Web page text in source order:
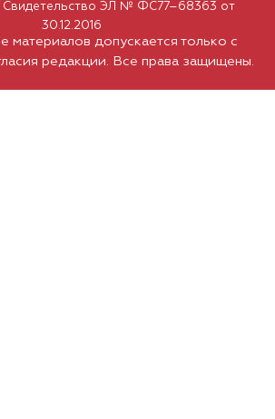
материалов допускается только с
редакции. Все права защищены.
Свидетельство ЭЛ № ФС77–68363 от
30.12.2016